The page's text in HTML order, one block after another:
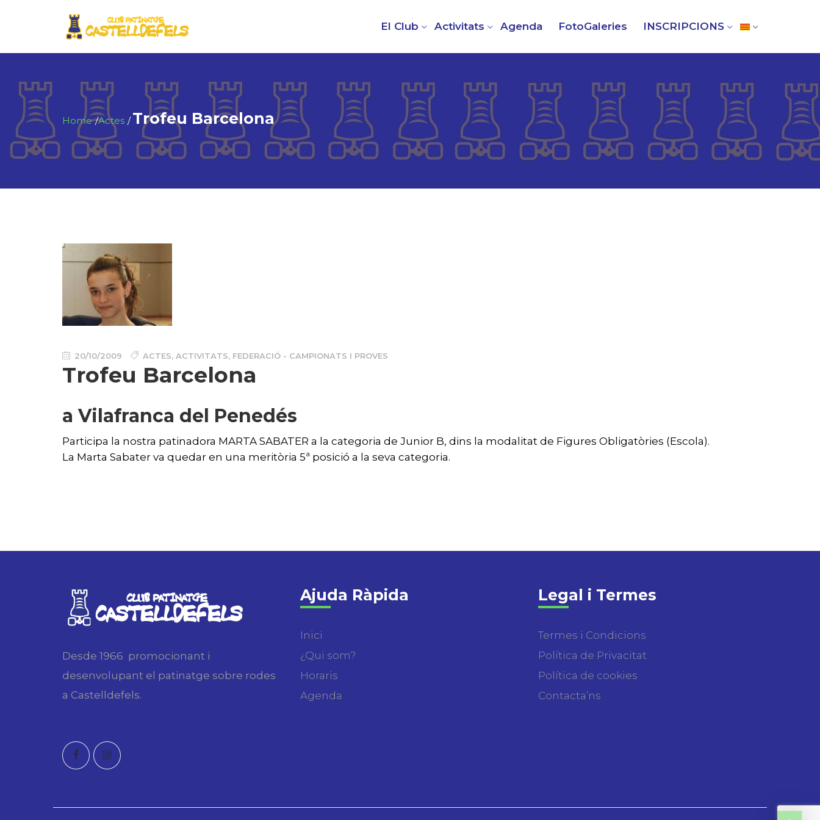
El Club Activitats Agenda FotoGaleries INSCRIPCIONS
Home Actes Trofeu Barcelona
20/10/2009 ACTES, ACTIVITATS, FEDERACIÓ - CAMPIONATS I PROVES
Trofeu Barcelona
a Vilafranca del Penedés
Participa la nostra patinadora MARTA SABATER a la categoria de Junior B, dins la modalitat de Figures Obligatòries (Escola).
La Marta Sabater va quedar en una meritòria 5ª posició a la seva categoria.
Desde 1966 promocionant i
desenvolupant el patinatge sobre rodes
a Castelldefels.
Ajuda Ràpida
Inici
¿Qui som?
Horaris
Agenda
Legal i Termes
Termes i Condicions
Política de Privacitat
Política de cookies
Contacta’ns